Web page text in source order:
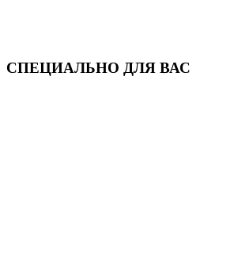
СПЕЦИАЛЬНО ДЛЯ ВАС